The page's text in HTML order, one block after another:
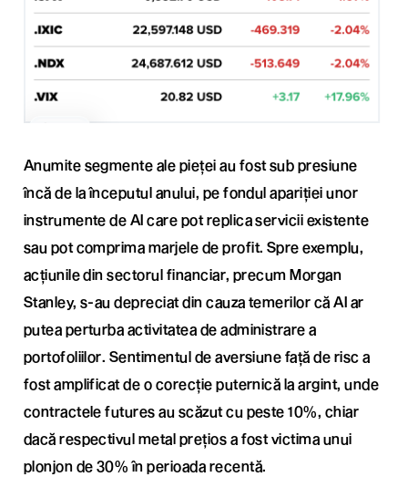
Anumite segmente ale pieței au fost sub presiune
încă de la începutul anului, pe fondul apariției unor
instrumente de AI care pot replica servicii existente
sau pot comprima marjele de profit. Spre exemplu,
acțiunile din sectorul financiar, precum Morgan
Stanley, s-au depreciat din cauza temerilor că AI ar
putea perturba activitatea de administrare a
portofoliilor. Sentimentul de aversiune față de risc a
fost amplificat de o corecție puternică la argint, unde
contractele futures au scăzut cu peste 10%, chiar
dacă respectivul metal prețios a fost victima unui
plonjon de 30% în perioada recentă.